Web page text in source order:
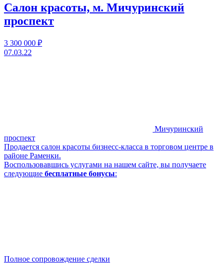
Салон красоты, м. Мичуринский
проспект
3 300 000 ₽
07.03.22
Мичуринский
проспект
Продается салон красоты бизнесс-класса в торговом центре в
районе Раменки.
Воспользовавшись услугами на нашем сайте, вы получаете
следующие бесплатные бонусы:
Полное сопровождение сделки